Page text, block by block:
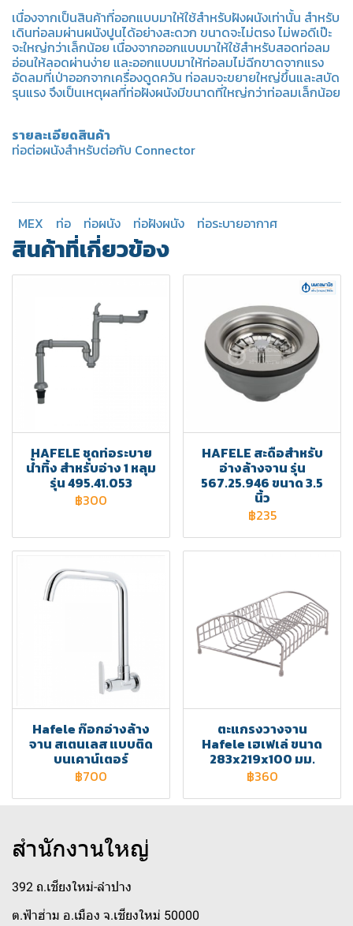
เนื่องจากเป็นสินค้าที่ออกแบบมาให้ใช้สำหรับฝังผนังเท่านั้น สำหรับ
เดินท่อลมผ่านผนังปูนได้อย่างสะดวก ขนาดจะไม่ตรง ไม่พอดีเป๊ะ
จะใหญ่กว่าเล็กน้อย เนื่องจากออกแบบมาให้ใช้สำหรับสอดท่อลม
อ่อนให้ลอดผ่านง่าย และออกแบบมาให้ท่อลมไม่ฉีกขาดจากแรง
อัดลมที่เป่าออกจากเครื่องดูดควัน ท่อลมจะขยายใหญ่ขึ้นและสบัด
รุนแรง จึงเป็นเหตุผลที่ท่อฝังผนังมีขนาดที่ใหญ่กว่าท่อลมเล็กน้อย
รายละเอียดสินค้า
ท่อต่อผนังสำหรับต่อกับ Connector
MEX ท่อ ท่อผนัง ท่อฝังผนัง ท่อระบายอากาศ
สินค้าที่เกี่ยวข้อง
HAFELE ชุดท่อระบาย
น้ำทิ้ง สำหรับอ่าง 1 หลุม
รุ่น 495.41.053
฿300
HAFELE สะดือสำหรับ
อ่างล้างจาน รุ่น
567.25.946 ขนาด 3.5
นิ้ว
฿235
Hafele ก๊อกอ่างล้าง
จาน สเตนเลส แบบติด
บนเคาน์เตอร์
฿700
ตะแกรงวางจาน
Hafele เฮเฟเล่ ขนาด
283x219x100 มม.
฿360
สำนักงานใหญ่
392 ถ.เชียงใหม่-ลำปาง
ต.ฟ้าฮ่าม อ.เมือง จ.เชียงใหม่ 50000